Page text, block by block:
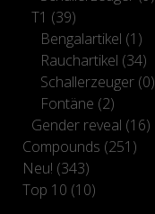
T1 (39)
Bengalartikel (1)
Rauchartikel (34)
Schallerzeuger (0)
Fontäne (2)
Gender reveal (16)
Compounds (251)
Neu! (343)
Top 10 (10)